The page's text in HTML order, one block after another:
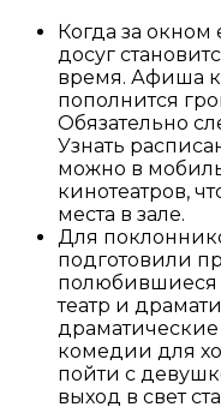
Когда за
досуг
время. Афиша
пополнится
Обязательно
Узнать
можно в
кинотеатров,
места в зале.
Для
подготовили
полюбившиеся
театр и
комедии для
пойти с
выход в свет